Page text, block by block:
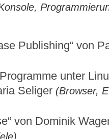
Publishing“ von
unter
Seliger (Browser,
von Dominik